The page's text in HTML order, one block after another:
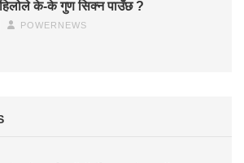
के-के गुण सिक्न पाउँछ ?
POWERNEWS